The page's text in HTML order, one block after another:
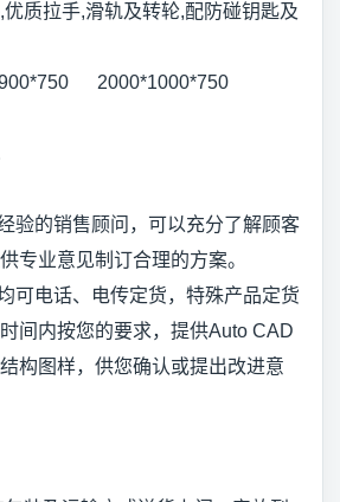
质拉手,滑轨及转轮,配防碰钥匙及
2000*1000*750
的销售顾问，可以充分了解顾客
专业意见制订合理的方案。
电话、电传定货，特殊产品定货
间内按您的要求，提供Auto CAD
构图样，供您确认或提出改进意